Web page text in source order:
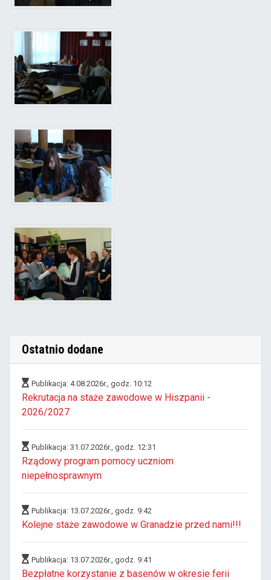
Ostatnio dodane
Publikacja: 4.08.2026r., godz. 10:12
Rekrutacja na staże zawodowe w Hiszpanii -
2026/2027
Publikacja: 31.07.2026r., godz. 12:31
Rządowy program pomocy uczniom
niepełnosprawnym
Publikacja: 13.07.2026r., godz. 9:42
Kolejne staże zawodowe w Granadzie przed nami!!!
Publikacja: 13.07.2026r., godz. 9:41
Bezpłatne korzystanie z basenów w okresie ferii